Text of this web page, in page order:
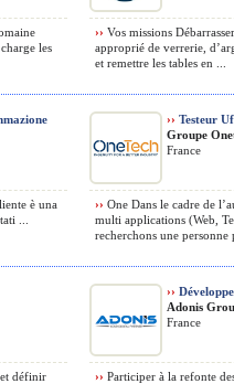
les
›› Vos missions
approprié de verrerie,
et remettre les tables en ...
è una
...
›› Testeur
Groupe
France
›› One Dans le cadre de
multi applications (Web,
recherchons une personne
définir
››
Adonis
France
›› Participer à la refonte